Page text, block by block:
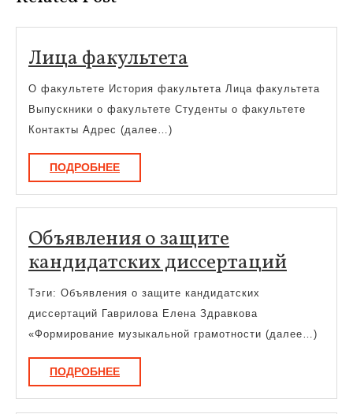
Лица факультетаЛица
факультета
О факультете История факультета Лица факультета
Выпускники о факультете Студенты о факультете
Контакты Адрес (далее…)
ПОДРОБНЕЕПОДРОБНЕЕ
Объявления о защите
кандидатских диссертаций
Тэги: Объявления о защите кандидатских
диссертаций Гаврилова Елена Здравкова
«Формирование музыкальной грамотности (далее…)
ПОДРОБНЕЕПОДРОБНЕЕ